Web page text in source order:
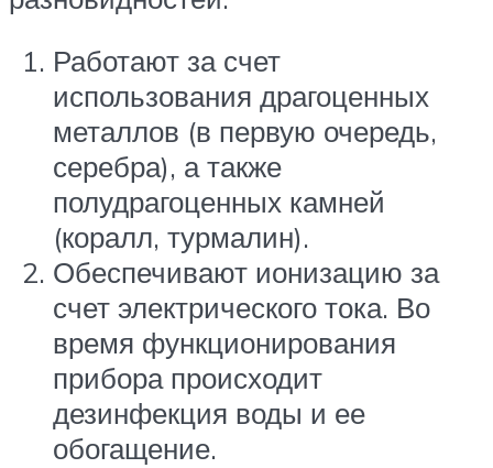
Работают за счет
использования драгоценных
металлов (в первую очередь,
серебра), а также
полудрагоценных камней
(коралл, турмалин).
Обеспечивают ионизацию за
счет электрического тока. Во
время функционирования
прибора происходит
дезинфекция воды и ее
обогащение.